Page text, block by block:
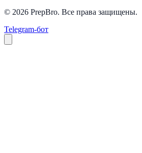
© 2026 PrepBro. Все права защищены.
Telegram-бот